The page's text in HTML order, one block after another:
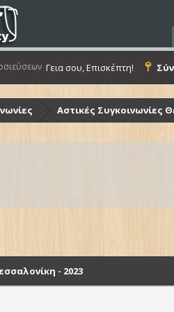
Γεια σου, Επισκέπτη!
Αστικές Συγκοινωνίες
(Ο.Α.Σ.Θ.)
- 2023